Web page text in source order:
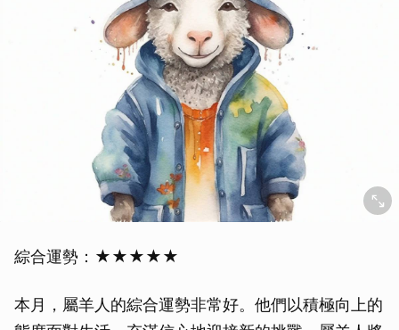
綜合運勢：★★★★★
本月，屬羊人的綜合運勢非常好。他們以積極向上的